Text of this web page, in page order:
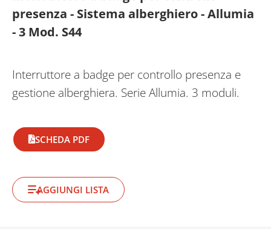
presenza - Sistema alberghiero - Allumia
- 3 Mod. S44
Interruttore a badge per controllo presenza e
gestione alberghiera. Serie Allumia. 3 moduli.
SCHEDA PDF
AGGIUNGI LISTA